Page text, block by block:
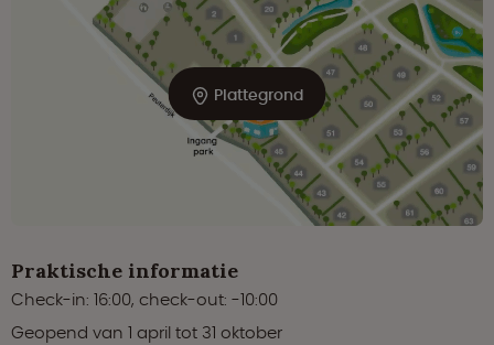
Plattegrond
Praktische informatie
Check-in: 16:00, check-out: -10:00
Geopend van 1 april tot 31 oktober